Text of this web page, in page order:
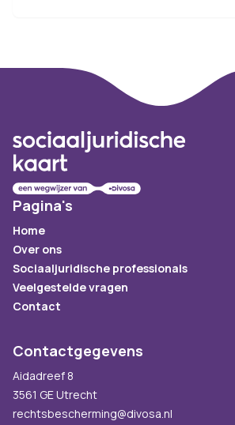
Pagina's
Home
Over ons
Sociaaljuridische professionals
Veelgestelde vragen
Contact
Contactgegevens
Aidadreef 8
3561 GE Utrecht
rechtsbescherming@divosa.nl